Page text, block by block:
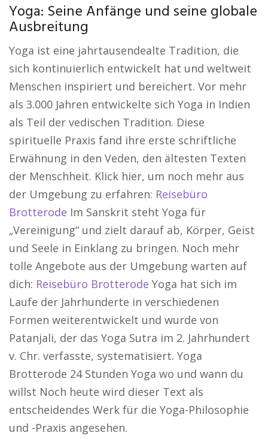
Yoga: Seine Anfänge und seine globale
Ausbreitung
Yoga ist eine jahrtausendealte Tradition, die
sich kontinuierlich entwickelt hat und weltweit
Menschen inspiriert und bereichert. Vor mehr
als 3.000 Jahren entwickelte sich Yoga in Indien
als Teil der vedischen Tradition. Diese
spirituelle Praxis fand ihre erste schriftliche
Erwähnung in den Veden, den ältesten Texten
der Menschheit. Klick hier, um noch mehr aus
der Umgebung zu erfahren: Reisebüro
Brotterode Im Sanskrit steht Yoga für
„Vereinigung“ und zielt darauf ab, Körper, Geist
und Seele in Einklang zu bringen. Noch mehr
tolle Angebote aus der Umgebung warten auf
dich: Reisebüro Brotterode Yoga hat sich im
Laufe der Jahrhunderte in verschiedenen
Formen weiterentwickelt und wurde von
Patanjali, der das Yoga Sutra im 2. Jahrhundert
v. Chr. verfasste, systematisiert. Yoga
Brotterode 24 Stunden Yoga wo und wann du
willst Noch heute wird dieser Text als
entscheidendes Werk für die Yoga-Philosophie
und -Praxis angesehen.